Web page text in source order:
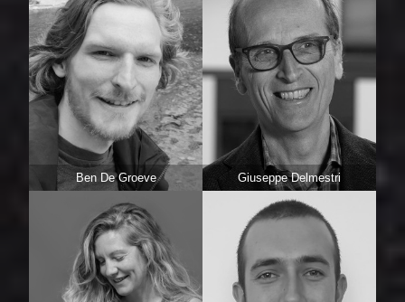
Ben De Groeve Giuseppe Delmestri